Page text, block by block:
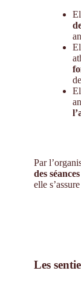
Par
des
elle
Les